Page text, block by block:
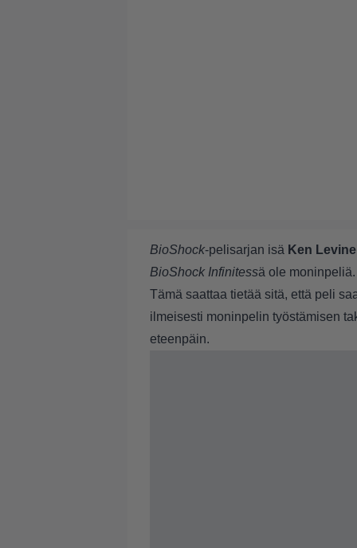
BioShock-pelisarjan isä Ken Levine
BioShock Infinitessä ole moninpeliä.
Tämä saattaa tietää sitä, että peli
ilmeisesti moninpelin työstämisen
eteenpäin.